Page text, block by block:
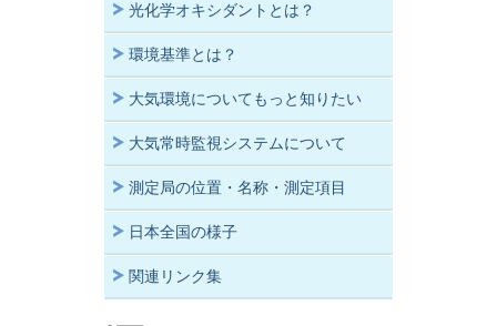
光化学オキシダントとは？
環境基準とは？
大気環境についてもっと知りたい
大気常時監視システムについて
測定局の位置・名称・測定項目
日本全国の様子
関連リンク集